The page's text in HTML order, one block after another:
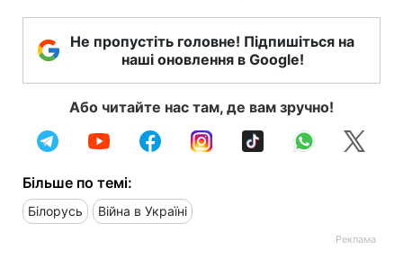
Не пропустіть головне! Підпишіться на
наші оновлення в Google!
Або читайте нас там, де вам зручно!
Більше по темі:
Білорусь Війна в Україні